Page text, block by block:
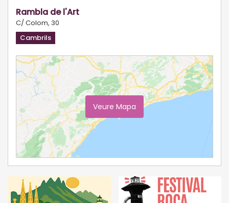
Rambla de l'Art
C/ Colom, 30
Cambrils
Veure Mapa